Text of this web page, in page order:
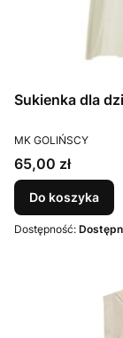
Sukienka dla
PRODUCENT
MK GOLIŃSCY
Cena
65,00 zł
Do koszyka
Dostępność: